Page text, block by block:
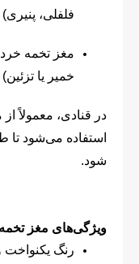
فلفلی، پنیری)
مغز تخمه
خمیر یا تزئین)
در قنادی، معمولاً
استفاده می‌شود تا
شود.
ویژگی‌های مغز
رنگ یکنواخت